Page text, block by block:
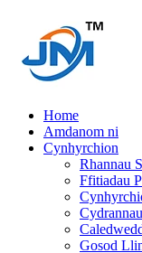
Home
Amdanom ni
Cynhyrchion
Rhannau
Ffitiadau
Gosod